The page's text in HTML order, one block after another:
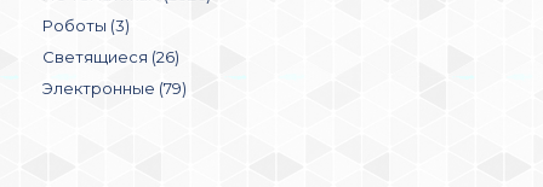
Роботы (3)
Светящиеся (26)
Электронные (79)